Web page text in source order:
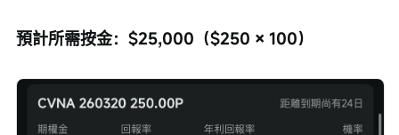
預計所需按金：$25,000（$250 × 100）